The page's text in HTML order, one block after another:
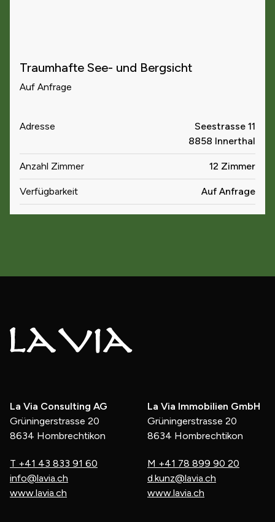
Traumhafte See- und Bergsicht
Auf Anfrage
Adresse
Seestrasse 11
8858 Innerthal
Anzahl Zimmer 12 Zimmer
Verfügbarkeit Auf Anfrage
La Via Consulting AG
Grüningerstrasse 20
8634 Hombrechtikon
T +41 43 833 91 60
info@lavia.ch
www.lavia.ch
La Via Immobilien GmbH
Grüningerstrasse 20
8634 Hombrechtikon
M +41 78 899 90 20
d.kunz@lavia.ch
www.lavia.ch